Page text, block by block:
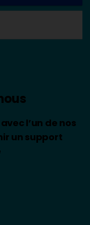
l’un de nos
un support